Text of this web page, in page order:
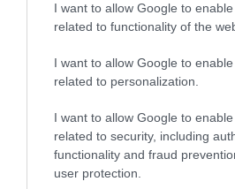
I want to allow Google to
related to functionality of the
I want to allow Google to
related to personalization.
I want to allow Google to
related to security, including
functionality and fraud
user protection.
A TEQUILA TITKOS HŐSEI
SZŐRÖS KIS ÉJSZAKAI
NÉLKÜL SZOMORÚBB LENNE
A MEXIKÓI POHÁR
A
2026-